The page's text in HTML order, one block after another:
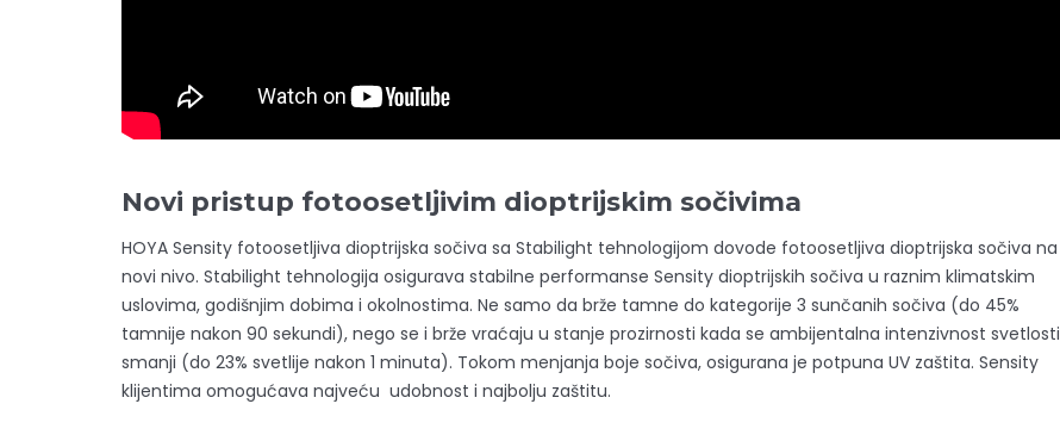
Novi pristup fotoosetljivim dioptrijskim sočivima
HOYA Sensity fotoosetljiva dioptrijska sočiva sa Stabilight tehnologijom dovode fotoosetljiva dioptrijska sočiva na
novi nivo. Stabilight tehnologija osigurava stabilne performanse Sensity dioptrijskih sočiva u raznim klimatskim
uslovima, godišnjim dobima i okolnostima. Ne samo da brže tamne do kategorije 3 sunčanih sočiva (do 45%
tamnije nakon 90 sekundi), nego se i brže vraćaju u stanje prozirnosti kada se ambijentalna intenzivnost svetlosti
smanji (do 23% svetlije nakon 1 minuta). Tokom menjanja boje sočiva, osigurana je potpuna UV zaštita. Sensity
klijentima omogućava najveću udobnost i najbolju zaštitu.